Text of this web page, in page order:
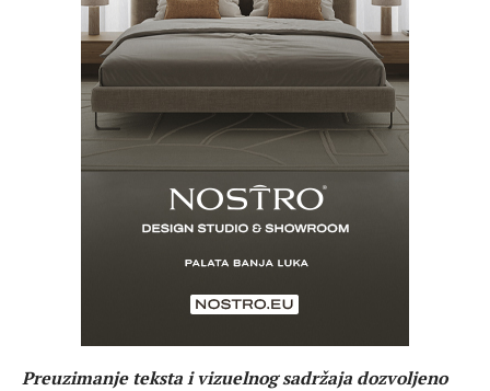
Preuzimanje teksta i vizuelnog sadržaja dozvoljeno